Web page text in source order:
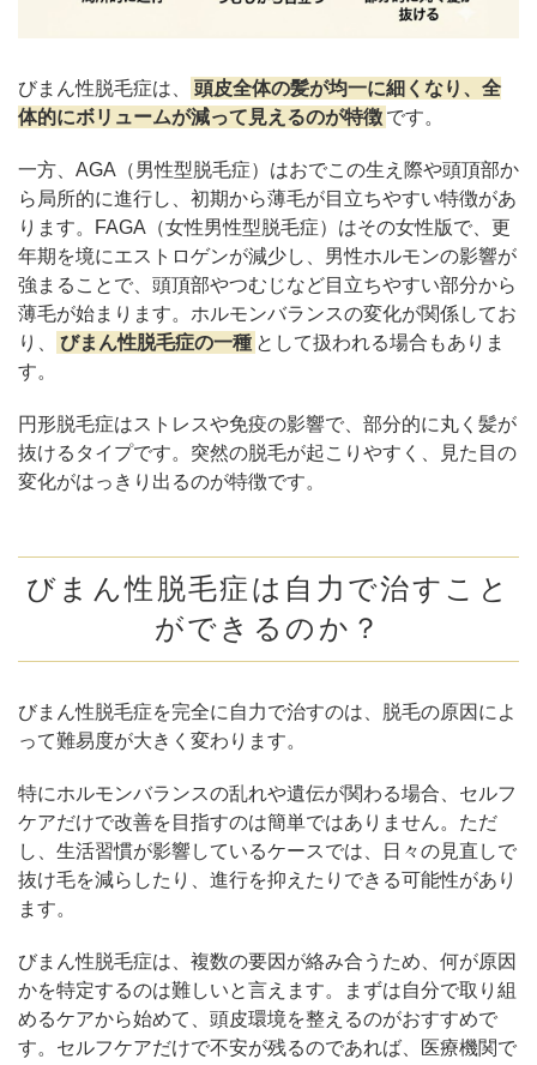
びまん性脱毛症は、
頭皮全体の髪が均一に細くなり、全
体的にボリュームが減って見えるのが特徴 です。
一方、AGA（男性型脱毛症）はおでこの生え際や頭頂部か
ら局所的に進行し、初期から薄毛が目立ちやすい特徴があ
ります。FAGA（女性男性型脱毛症）はその女性版で、更
年期を境にエストロゲンが減少し、男性ホルモンの影響が
強まることで、頭頂部やつむじなど目立ちやすい部分から
薄毛が始まります。ホルモンバランスの変化が関係してお
り、
びまん性脱毛症の一種 として扱われる場合もありま
す。
円形脱毛症はストレスや免疫の影響で、部分的に丸く髪が
抜けるタイプです。突然の脱毛が起こりやすく、見た目の
変化がはっきり出るのが特徴です。
びまん性脱毛症は自力で治すこと
ができるのか？
びまん性脱毛症を完全に自力で治すのは、脱毛の原因によ
って難易度が大きく変わります。
特にホルモンバランスの乱れや遺伝が関わる場合、セルフ
ケアだけで改善を目指すのは簡単ではありません。ただ
し、生活習慣が影響しているケースでは、日々の見直しで
抜け毛を減らしたり、進行を抑えたりできる可能性があり
ます。
びまん性脱毛症は、複数の要因が絡み合うため、何が原因
かを特定するのは難しいと言えます。まずは自分で取り組
めるケアから始めて、頭皮環境を整えるのがおすすめで
す。セルフケアだけで不安が残るのであれば、医療機関で